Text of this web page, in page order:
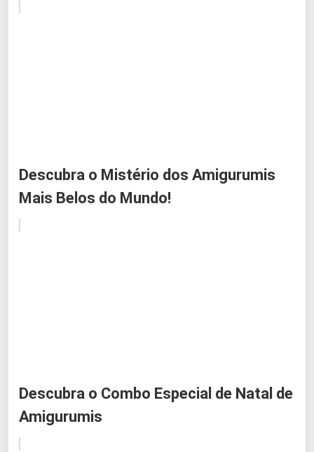
Descubra o Mistério dos Amigurumis
Mais Belos do Mundo!
Descubra o Combo Especial de Natal de
Amigurumis